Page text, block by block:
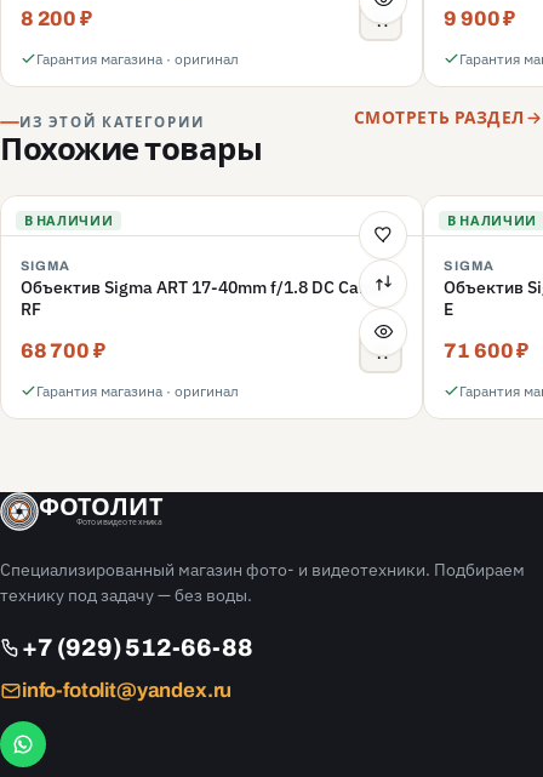
8 200 ₽
Гарантия магазина · оригинал
9 900 ₽
Гарантия
ИЗ ЭТОЙ КАТЕГОРИИ
Похожие товары
СМОТРЕТЬ РАЗДЕЛ
В НАЛИЧИИ
SIGMA
Объектив Sigma ART 17-40mm f/1.8 DC Canon
RF
68 700 ₽
Гарантия магазина · оригинал
В НАЛИЧИИ
SIGMA
Объектив
E
71 600 ₽
Гарантия
ФОТОЛИТ
Фото и видео техника
Специализированный магазин фото- и видеотехники. Подбираем
технику под задачу — без воды.
+7 (929) 512-66-88
info-fotolit@yandex.ru